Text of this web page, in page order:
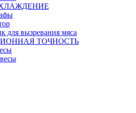
для вызревания мяса
ТОЧНОСТЬ